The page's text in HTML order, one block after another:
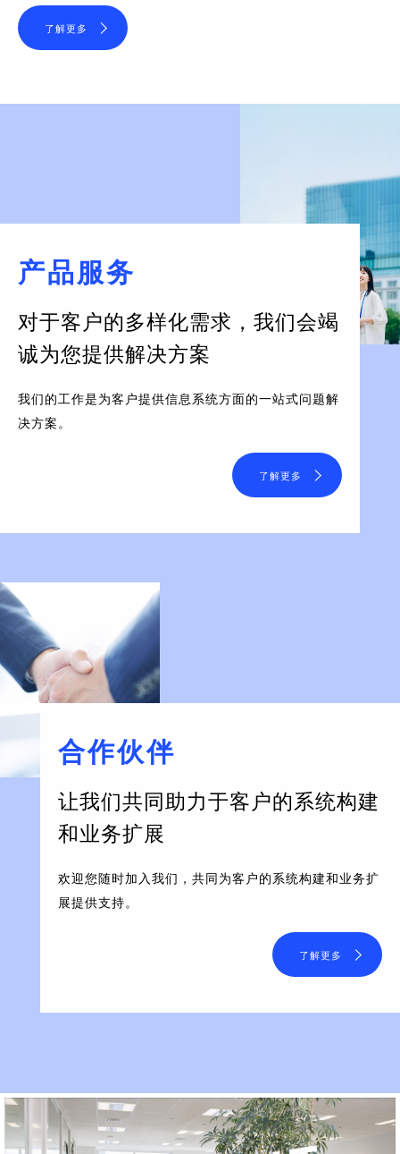
了解更多
产品服务
对于客户的多样化需求， 我们会竭
诚为您提供解决方案
我们的工作是为客户提供信息系统方面的一站式问题解
决方案。
了解更多
合作伙伴
让我们共同助力于客户的系统构建
和业务扩展
欢迎您随时加入我们，共同为客户的系统构建和业务扩
展提供支持。
了解更多